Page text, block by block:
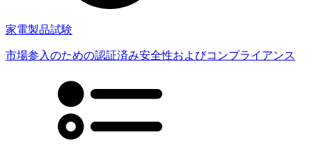
家電製品試験
市場参入のための認証済み安全性およびコンプライアンス